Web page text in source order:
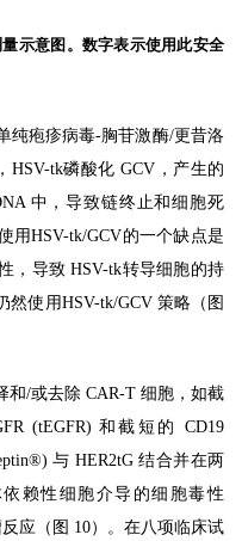
示意图。数字表示使用此安全
纯疱疹病毒-胸苷激酶/更昔洛
HSV-tk磷酸化 GCV，产生的
中，导致链终止和细胞死
用HSV-tk/GCV的一个缺点是
，导致 HSV-tk转导细胞的持
然使用HSV-tk/GCV 策略（图
和/或去除 CAR-T 细胞，如截
(tEGFR) 和截短的 CD19
与 HER2tG 结合并在两
赖性细胞介导的细胞毒性
应（图 10）。在八项临床试